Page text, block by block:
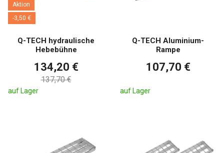
Aktion
-3,50 €
Q-TECH hydraulische
Hebebühne
134,20 €
137,70 €
auf Lager
Q-TECH Aluminium-
Rampe
107,70 €
auf Lager